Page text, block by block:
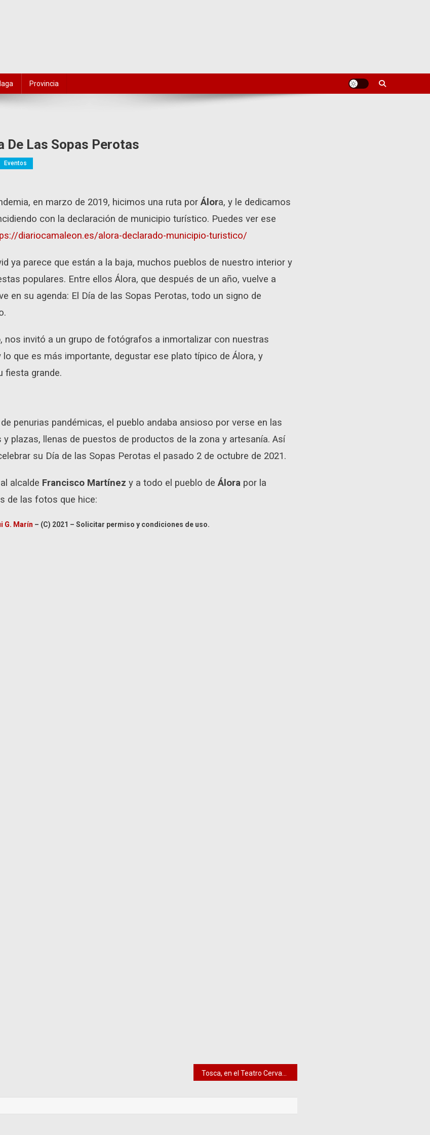
Provincia
De Las Sopas Perotas
Eventos
en marzo de 2019, hicimos una ruta porÁlora, y le dedicamos
con la declaración de municipio turístico. Puedes ver ese
diariocamaleon.es/alora-declarado-municipio-turistico/
ya parece que están a la baja, muchos pueblos de nuestro interior y
populares. Entre ellos Álora, que después de un año, vuelve a
en su agenda: El Día de las Sopas Perotas, todo un signo de
, nos invitó a un grupo de fotógrafos a inmortalizar con nuestras
que es más importante, degustar ese plato típico de Álora, y
fiesta grande.
penurias pandémicas, el pueblo andaba ansioso por verse en las
plazas, llenas de puestos de productos de la zona y artesanía. Así
su Día de las Sopas Perotas el pasado 2 de octubre de 2021.
alcalde Francisco Martínez y a todo el pueblo deÁlorapor la
de las fotos que hice:
G. Marín – (C) 2021 – Solicitar permiso y condiciones de uso.